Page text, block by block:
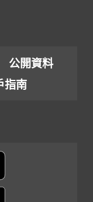
公開資料
指南